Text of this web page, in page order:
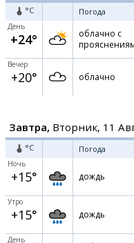
°C Погода
День
+24°
облачно с
Вечер
+20° облачно
Завтра, Вторник, 11
°C Погода
Ночь
+15° дождь
Утро
+15° дождь
День